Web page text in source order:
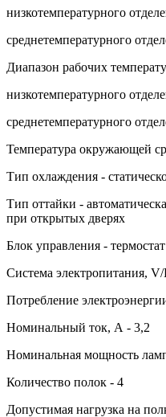
низкотемпературного
среднетемпературного
Диапазон рабочих
низкотемпературного
среднетемпературного
Температура окружающей
Тип охлаждения -
Тип оттайки -
при открытых дверях
Блок управления - термостат
Система электропитания,
Потребление
Номинальный ток, А - 3,2
Номинальная мощность
Количество полок - 4
Допустимая нагрузка на